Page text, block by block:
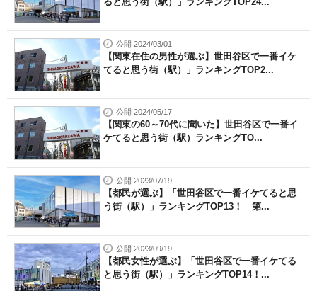
公開 2024/03/01
【関東在住の男性が選ぶ】世田谷区で一番イケ
てると思う街（駅）」ランキングTOP2...
公開 2024/05/17
【関東の60～70代に聞いた】世田谷区で一番イ
ケてると思う街（駅）ランキングTO...
公開 2023/07/19
【都民が選ぶ】「世田谷区で一番イケてると思
う街（駅）」ランキングTOP13！ 第...
公開 2023/09/19
【都民女性が選ぶ】「世田谷区で一番イケてる
と思う街（駅）」ランキングTOP14！...